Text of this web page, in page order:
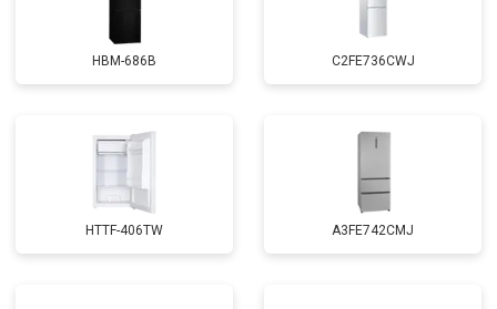
HBM-686B C2FE736CWJ
HTTF-406TW A3FE742CMJ